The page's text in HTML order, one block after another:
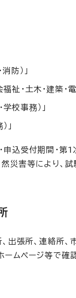
防）」
祉・土木・建築・電
校事務）」
」
込受付期間・第
災害等により、
張所、連絡所、
ムページ等で確認